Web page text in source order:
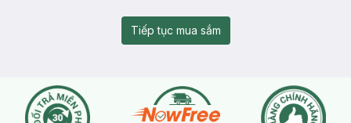
Tiếp tục mua sắm